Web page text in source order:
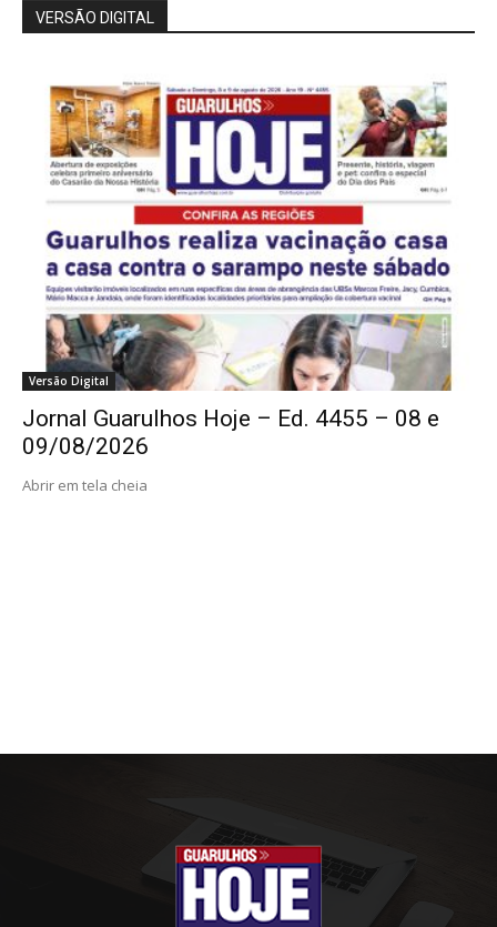
VERSÃO DIGITAL
Versão Digital
Jornal Guarulhos Hoje – Ed. 4455 – 08 e
09/08/2026
Abrir em tela cheia